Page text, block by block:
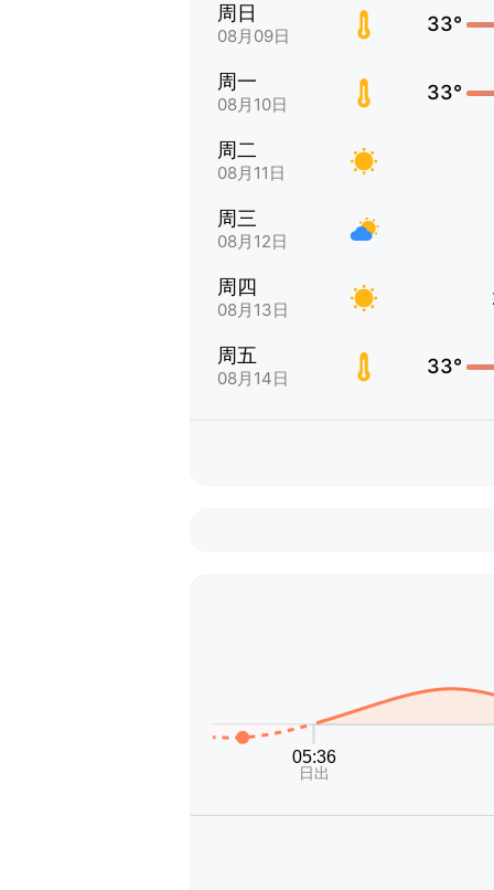
周日
08月09日
33°
周一
08月10日
33°
周二
08月11日
周三
08月12日
周四
08月13日
周五
08月14日
33°